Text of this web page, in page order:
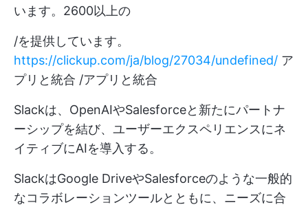
います。2600以上の
/を提供しています。
https://clickup.com/ja/blog/27034/undefined/ ア
プリと統合 /アプリと統合
Slackは、OpenAIやSalesforceと新たにパートナ
ーシップを結び、ユーザーエクスペリエンスにネ
イティブにAIを導入する。
SlackはGoogle DriveやSalesforceのような一般的
なコラボレーションツールとともに、ニーズに合